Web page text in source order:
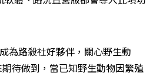
為路殺社好夥伴，關心野生動
待做到，當已知野生動物因繁殖